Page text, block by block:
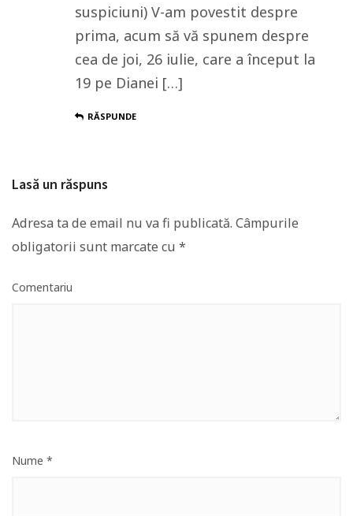
suspiciuni) V-am povestit despre
prima, acum să vă spunem despre
cea de joi, 26 iulie, care a început la
19 pe Dianei […]
RĂSPUNDE
Lasă un răspuns
Adresa ta de email nu va fi publicată. Câmpurile
obligatorii sunt marcate cu *
Comentariu
Nume *